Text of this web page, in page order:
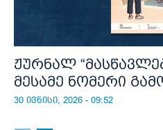
ჟურნალ
მესამე ნომერი
30 ივნისი, 2026 - 09:52